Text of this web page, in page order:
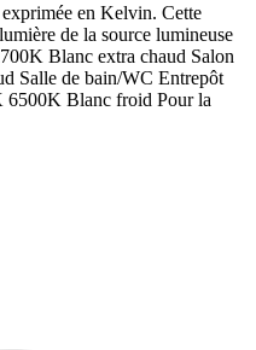
en Kelvin. Cette
de la source lumineuse
Blanc extra chaud Salon
Salle de bain/WC Entrepôt
6500K Blanc froid Pour la